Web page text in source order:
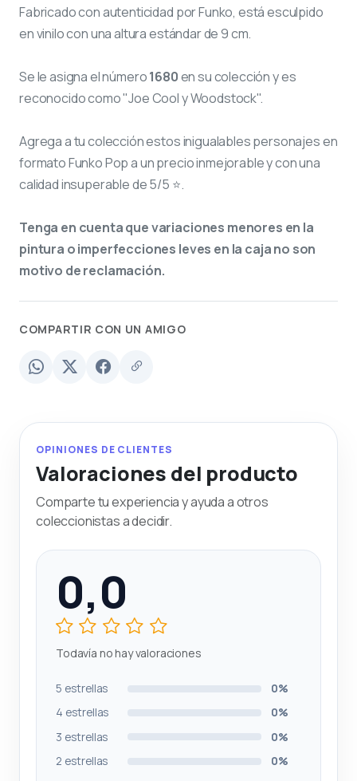
Fabricado con autenticidad por Funko, está esculpido
en vinilo con una altura estándar de 9 cm.
Se le asigna el número1680en su colección y es
reconocido como "Joe Cool y Woodstock".
Agrega a tu colección estos inigualables personajes en
formato Funko Pop a un precio inmejorable y con una
calidad insuperable de 5/5 ⭐.
Tenga en cuenta que variaciones menores en la
pintura o imperfecciones leves en la caja no son
motivo de reclamación.
COMPARTIR CON UN AMIGO
OPINIONES DE CLIENTES
Valoraciones del producto
Comparte tu experiencia y ayuda a otros
coleccionistas a decidir.
0,0
Todavía no hay valoraciones
5 estrellas
0%
4 estrellas
0%
3 estrellas
0%
2 estrellas
0%